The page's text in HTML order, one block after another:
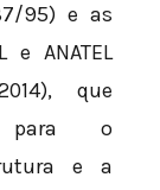
95) e as
e ANATEL
que
para o
e a